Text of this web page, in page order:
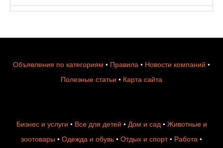
Объявления по категориям • Правила • Новости компаний •
Полезные статьи • Карта сайта
Бизнес и услуги • Все для детей • Дом и сад• Животные и
зоотовары • Одежда и обувь • Отдых и спорт• Работа •